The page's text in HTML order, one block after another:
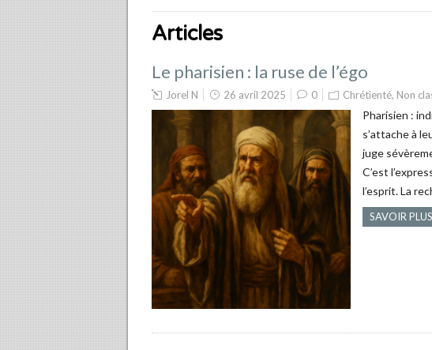
Articles
Le pharisien : la ruse de l’égo
Jorel N 26 avril 2025 0 Chrétienté, Non
Pharisien :
s’attache à
juge
C’est
l’esprit. La
SAVOIR PLUS